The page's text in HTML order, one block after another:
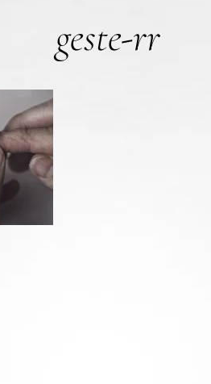
geste-rr